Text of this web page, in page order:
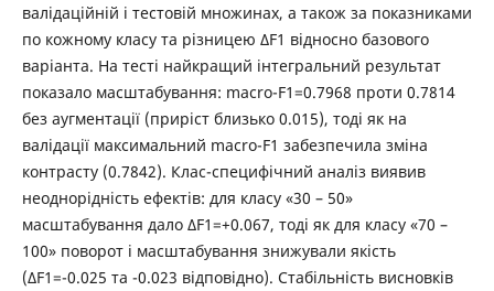
валідаційній і тестовій множинах, а також за показниками
по кожному класу та різницею ΔF1 відносно базового
варіанта. На тесті найкращий інтегральний результат
показало масштабування: macro-F1=0.7968 проти 0.7814
без аугментації (приріст близько 0.015), тоді як на
валідації максимальний macro-F1 забезпечила зміна
контрасту (0.7842). Клас-специфічний аналіз виявив
неоднорідність ефектів: для класу «30 – 50»
масштабування дало ΔF1=+0.067, тоді як для класу «70 –
100» поворот і масштабування знижували якість
(ΔF1=-0.025 та -0.023 відповідно). Стабільність висновків